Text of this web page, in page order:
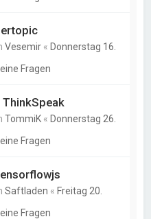
Vesemir « Donnerstag 16.
Fragen
ThinkSpeak
TommiK « Donnerstag 26.
Fragen
Saftladen « Freitag 20.
Fragen